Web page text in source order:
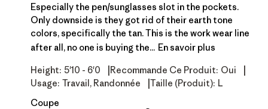
Especially the pen/sunglasses slot in the pockets.
Only downside is they got rid of their earth tone
colors, specifically the tan. This is the work wear line
after all, no one is buying the... En savoir plus
Height: 5'10 - 6'0 Recommande Ce Produit: Oui
Usage: Travail, Randonnée Taille (produit): L
Coupe